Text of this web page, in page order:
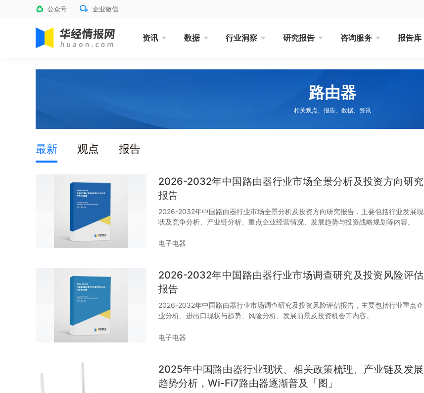
公众号 企业微信
资讯 数据 行业洞察 研究报告 咨询服务 报告库
路由器
相关观点、报告、数据、资讯
最新 观点 报告
2026-2032年中国路由器行业市场全景分析及投资方向研究
报告
2026-2032年中国路由器行业市场全景分析及投资方向研究报告，主要包括行业发展现
状及竞争分析、产业链分析、重点企业经营情况、发展趋势与投资战略规划等内容。
电子电器
2026-2032年中国路由器行业市场调查研究及投资风险评估
报告
2026-2032年中国路由器行业市场调查研究及投资风险评估报告，主要包括行业重点企
业分析、进出口现状与趋势、风险分析、发展前景及投资机会等内容。
电子电器
2025年中国路由器行业现状、相关政策梳理、产业链及发展
趋势分析，Wi-Fi7路由器逐渐普及「图」